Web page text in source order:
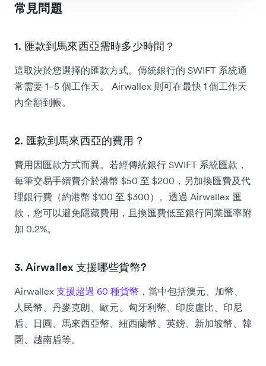
常見問題
1. 匯款到馬來西亞需時多少時間？
這取決於您選擇的匯款方式。傳統銀行的 SWIFT 系統通
常需要 1–5 個工作天。 Airwallex 則可在最快 1 個工作天
內全額到帳。
2. 匯款到馬來西亞的費用？
費用因匯款方式而異。若經傳統銀行 SWIFT 系統匯款，
每筆交易手續費介於港幣 $50 至 $200，另加換匯費及代
理銀行費（約港幣 $100 至 $300）。透過 Airwallex 匯
款，您可以避免隱藏費用，且換匯費低至銀行同業匯率附
加 0.2%。
3. Airwallex 支援哪些貨幣?
Airwallex 支援超過 60 種貨幣 ，當中包括澳元、加幣、
人民幣、丹麥克朗、歐元、匈牙利幣、印度盧比、印尼
盾、日圓、馬來西亞幣、紐西蘭幣、英鎊、新加坡幣、韓
圜、越南盾等。